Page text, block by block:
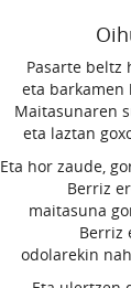
Pasarte beltz
eta barkamen
Maitasunaren
eta laztan
Eta hor zaude,
Berriz
maitasuna
Berriz
odolarekin